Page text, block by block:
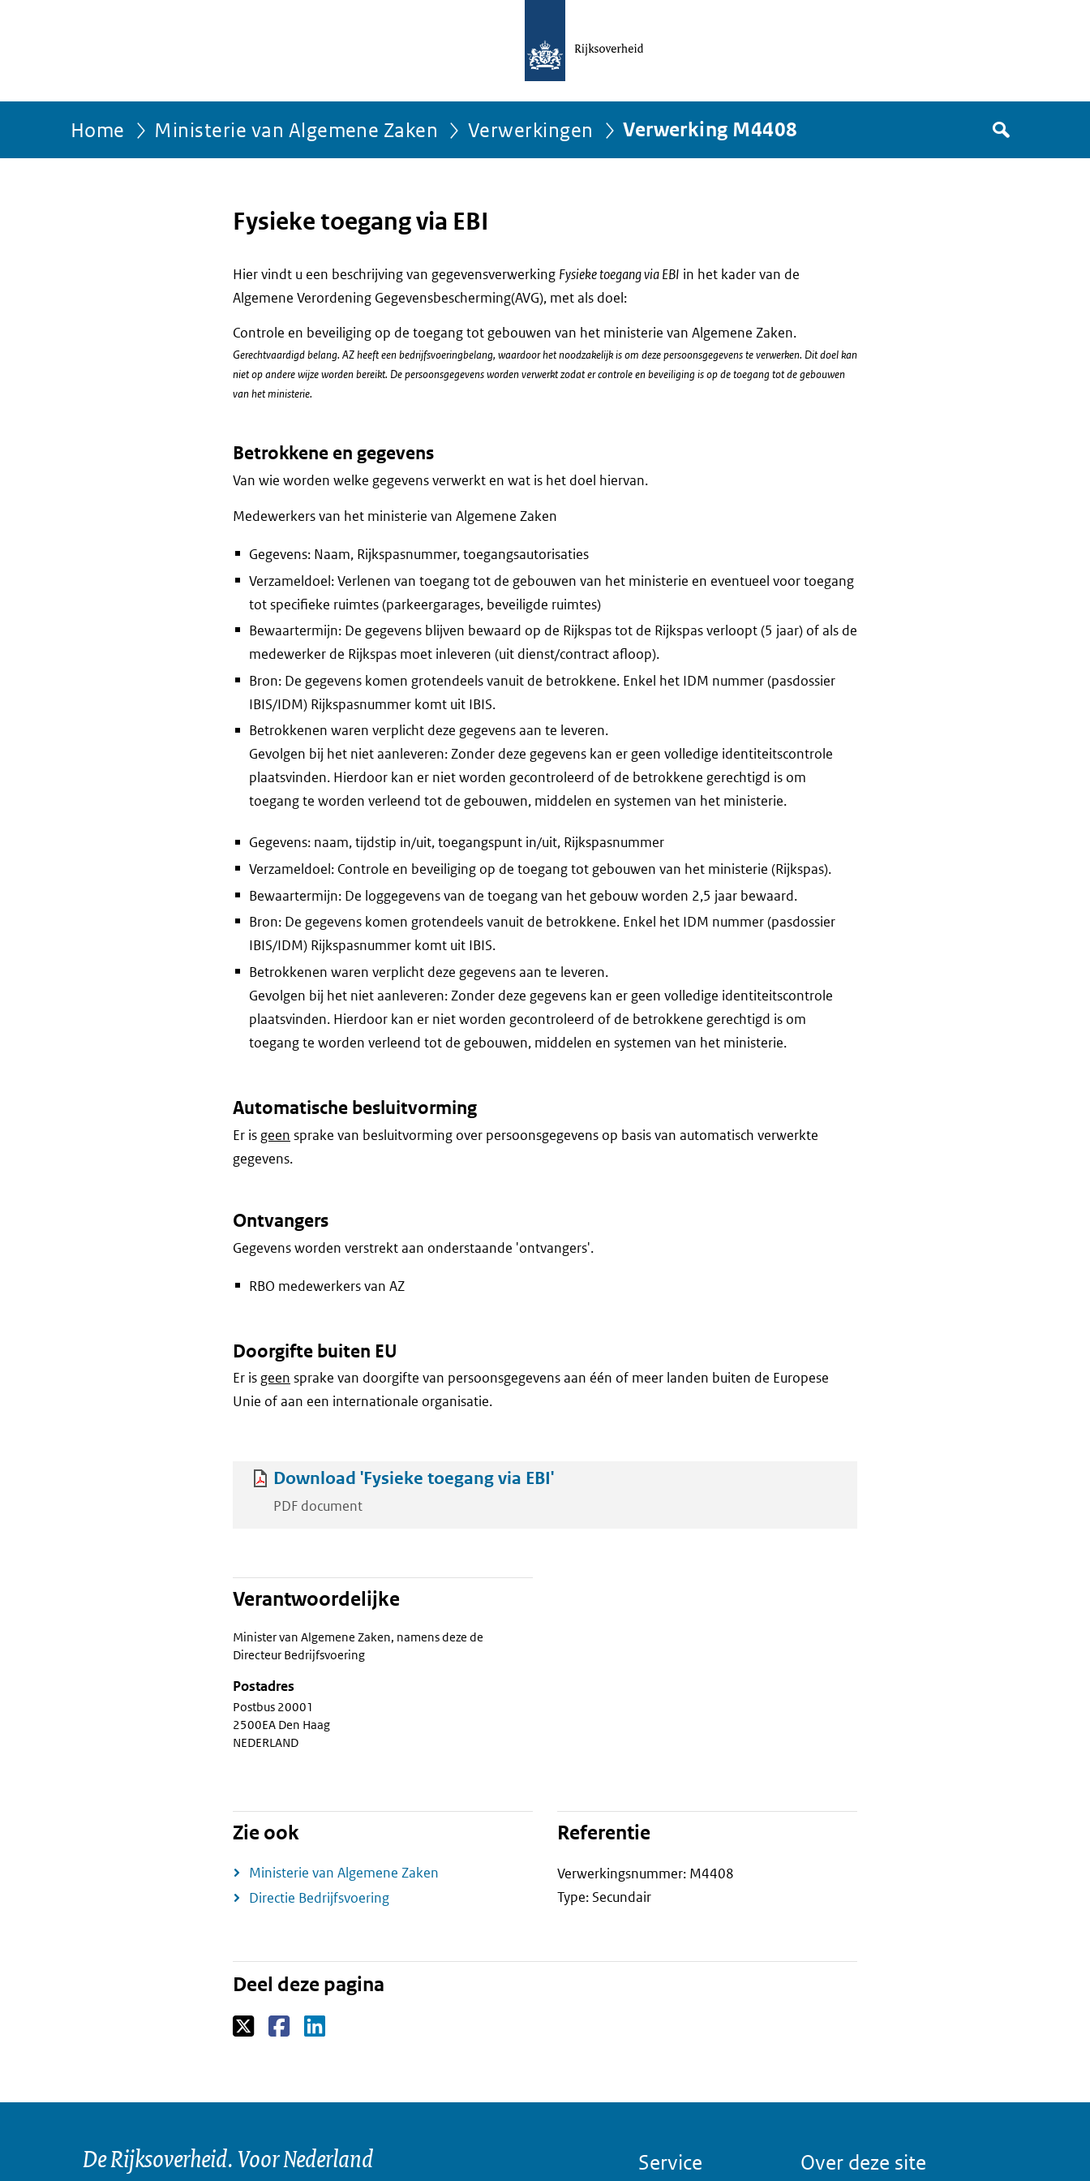
Home Ministerie van Algemene Zaken Verwerkingen Verwerking M4408
het
Fysieke toegang via EBI
Hier vindt u een beschrijving van gegevensverwerking Fysieke toegang via EBI in het kader van de
Algemene Verordening Gegevensbescherming(AVG), met als doel:
Controle en beveiliging op de toegang tot gebouwen van het ministerie van Algemene Zaken.
Gerechtvaardigd belang. AZ heeft een bedrijfsvoeringbelang, waardoor het noodzakelijk is om deze persoonsgegevens te verwerken. Dit doel kan
niet op andere wijze worden bereikt. De persoonsgegevens worden verwerkt zodat er controle en beveiliging is op de toegang tot de gebouwen
van het ministerie.
Betrokkene en gegevens
Van wie worden welke gegevens verwerkt en wat is het doel hiervan.
Medewerkers van het ministerie van Algemene Zaken
Gegevens: Naam, Rijkspasnummer, toegangsautorisaties
Verzameldoel: Verlenen van toegang tot de gebouwen van het ministerie en eventueel voor toegang
tot specifieke ruimtes (parkeergarages, beveiligde ruimtes)
Bewaartermijn: De gegevens blijven bewaard op de Rijkspas tot de Rijkspas verloopt (5 jaar) of als de
medewerker de Rijkspas moet inleveren (uit dienst/contract afloop).
Bron: De gegevens komen grotendeels vanuit de betrokkene. Enkel het IDM nummer (pasdossier
IBIS/IDM) Rijkspasnummer komt uit IBIS.
Betrokkenen waren verplicht deze gegevens aan te leveren.
Gevolgen bij het niet aanleveren: Zonder deze gegevens kan er geen volledige identiteitscontrole
plaatsvinden. Hierdoor kan er niet worden gecontroleerd of de betrokkene gerechtigd is om
toegang te worden verleend tot de gebouwen, middelen en systemen van het ministerie.
Gegevens: naam, tijdstip in/uit, toegangspunt in/uit, Rijkspasnummer
Verzameldoel: Controle en beveiliging op de toegang tot gebouwen van het ministerie (Rijkspas).
Bewaartermijn: De loggegevens van de toegang van het gebouw worden 2,5 jaar bewaard.
Bron: De gegevens komen grotendeels vanuit de betrokkene. Enkel het IDM nummer (pasdossier
IBIS/IDM) Rijkspasnummer komt uit IBIS.
Betrokkenen waren verplicht deze gegevens aan te leveren.
Gevolgen bij het niet aanleveren: Zonder deze gegevens kan er geen volledige identiteitscontrole
plaatsvinden. Hierdoor kan er niet worden gecontroleerd of de betrokkene gerechtigd is om
toegang te worden verleend tot de gebouwen, middelen en systemen van het ministerie.
Automatische besluitvorming
Er is geen sprake van besluitvorming over persoonsgegevens op basis van automatisch verwerkte
gegevens.
Ontvangers
Gegevens worden verstrekt aan onderstaande 'ontvangers'.
RBO medewerkers van AZ
Doorgifte buiten EU
Er is geen sprake van doorgifte van persoonsgegevens aan één of meer landen buiten de Europese
Unie of aan een internationale organisatie.
Download 'Fysieke toegang via EBI'
PDF document
Verantwoordelijke
Minister van Algemene Zaken, namens deze de
Directeur Bedrijfsvoering
Postadres
Postbus 20001
2500EA Den Haag
NEDERLAND
Zie ook
Ministerie van Algemene Zaken
Directie Bedrijfsvoering
Referentie
Verwerkingsnummer: M4408
Type: Secundair
Deel deze pagina
De Rijksoverheid. Voor Nederland Service Over deze site